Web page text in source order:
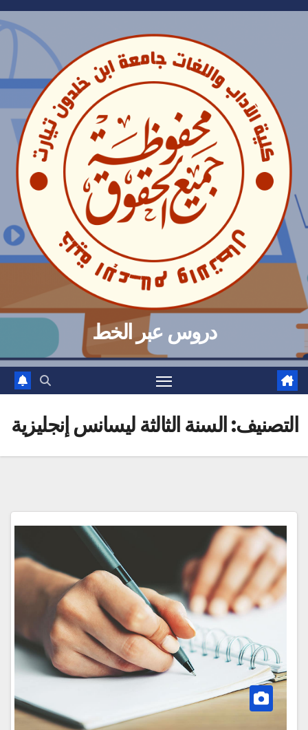
Skip
دروس عبر الخط
التصنيف: السنة الثالثة ليسانس إنجليزية